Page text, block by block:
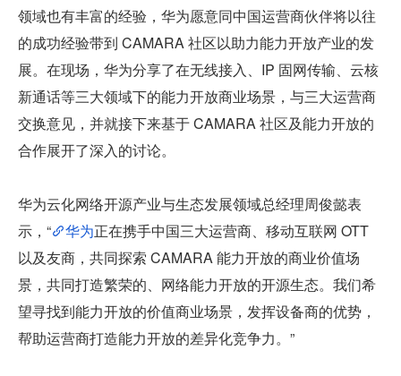
领域也有丰富的经验，华为愿意同中国运营商伙伴将以往
的成功经验带到 CAMARA 社区以助力能力开放产业的发
展。在现场，华为分享了在无线接入、IP 固网传输、云核
新通话等三大领域下的能力开放商业场景，与三大运营商
交换意见，并就接下来基于 CAMARA 社区及能力开放的
合作展开了深入的讨论。
华为云化网络开源产业与生态发展领域总经理周俊懿表
示，“
华为正在携手中国三大运营商、移动互联网 OTT
以及友商，共同探索 CAMARA 能力开放的商业价值场
景，共同打造繁荣的、网络能力开放的开源生态。我们希
望寻找到能力开放的价值商业场景，发挥设备商的优势，
帮助运营商打造能力开放的差异化竞争力。”